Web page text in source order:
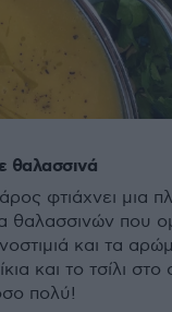
θαλασσινά
φτιάχνει μια
θαλασσινών που
και τα
και το τσίλι
πολύ!